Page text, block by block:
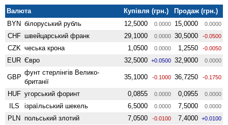
Валюта Купівля (грн.)
Продаж (грн.)
BYN білоруський рубль 12,5000 0.0000 15,0000 0.0000
CHF швейцарський франк 29,1000 0.0000 30,5000 -0.0500
CZK чеська крона 1,0500 0.0000 1,2550 -0.0050
EUR Євро 32,5000 +0.0500 32,9000 0.0000
GBP
фунт стерлінгів Велико­
британії
35,1000 -0.1000 36,7250 -0.1750
HUF угорський форинт 0,0855 0.0000 0,0955 0.0000
ILS ізраїльський шекель 6,5000 0.0000 7,5000 0.0000
PLN польський злотий 7,0500 -0.0100 7,4000 +0.0100